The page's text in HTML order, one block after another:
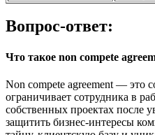
Вопрос-ответ:
Что такое non compete
Non compete agreement — это
ограничивает сотрудника в
собственных проектах после
защитить бизнес-интересы